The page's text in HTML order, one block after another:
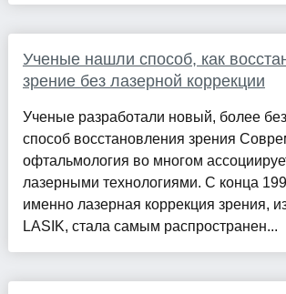
Ученые нашли способ, как
зрение без лазерной коррекции
Ученые разработали новый, более
способ восстановления зрения
офтальмология во многом
лазерными технологиями. С конца
именно лазерная коррекция зрения,
LASIK, стала самым распространен...